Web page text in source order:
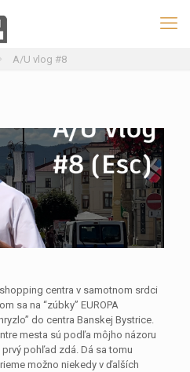
A/U vlog #8
centra v samotnom srdci
sa na “zúbky” EUROPA
do centra Banskej Bystrice.
mesta sú podľa môjho názoru
pohľad zdá. Dá sa tomu
možno niekedy v ďalších